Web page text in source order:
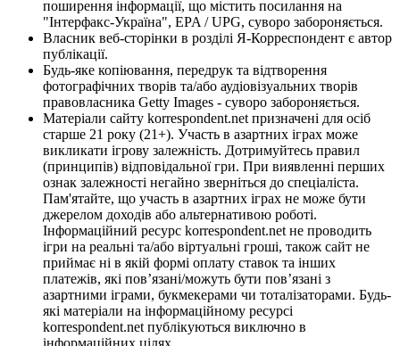
поширення інформації, що містить посилання на
"Інтерфакс-Україна", EPA / UPG, суворо забороняється.
Власник веб-сторінки в розділі Я-Корреспондент є автор
публікації.
Будь-яке копіювання, передрук та відтворення
фотографічних творів та/або аудіовізуальних творів
правовласника Getty Images - суворо забороняється.
Матеріали сайту korrespondent.net призначені для осіб
старше 21 року (21+). Участь в азартних іграх може
викликати ігрову залежність. Дотримуйтесь правил
(принципів) відповідальної гри. При виявленні перших
ознак залежності негайно зверніться до спеціаліста.
Пам'ятайте, що участь в азартних іграх не може бути
джерелом доходів або альтернативою роботі.
Інформаційний ресурс korrespondent.net не проводить
ігри на реальні та/або віртуальні гроші, також сайт не
приймає ні в якій формі оплату ставок та інших
платежів, які пов’язані/можуть бути пов’язані з
азартними іграми, букмекерами чи тоталізаторами. Будь-
які матеріали на інформаційному ресурсі
korrespondent.net публікуються виключно в